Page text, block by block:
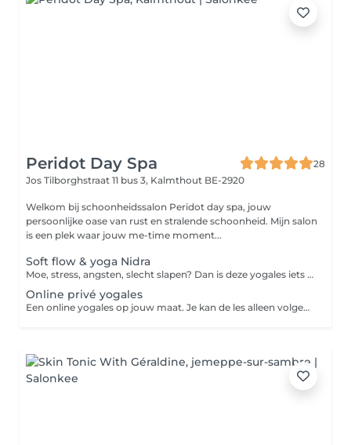
Peridot Day Spa
28
Jos Tilborghstraat 11 bus 3, Kalmthout BE-2920
Welkom bij schoonheidssalon Peridot day spa, jouw
persoonlijke oase van rust en stralende schoonheid. Mijn salon
is een plek waar jouw me-time moment...
Soft flow & yoga Nidra
Moe, stress, angsten, slecht slapen? Dan is deze yogales iets voor jou. Yoga Nida zorgt voor een diepere staat van relaxatie in lichaam en geest. Lesgeefster Lindsey Arnouts start de les met een korte meditatie, gevolgd door een zachte yogaflow. Na de yogaflow lig je met je lichaam op een matje met gesloten ogen en blijf je bij je volledig bewustzijn. Je luistert enkel naar de stem van je lerares. Één uur yoga nidra staat gelijk aan 4 uur slaap. Elke woensdag avond vanaf 14/02/2024 van 19:30 20:45 Eerste les is gratis, daarna 10 beurtenkaart of losse les.
Online privé yogales
Een online yogales op jouw maat. Je kan de les alleen volgen of met vriendinnen. Stuur mij een mailtje of een whatsappje. Indien je bepaalde wensen hebt, mag je deze vooraf doorgeven. Indien je een factuur wenst, dan mag je dit aangeven.